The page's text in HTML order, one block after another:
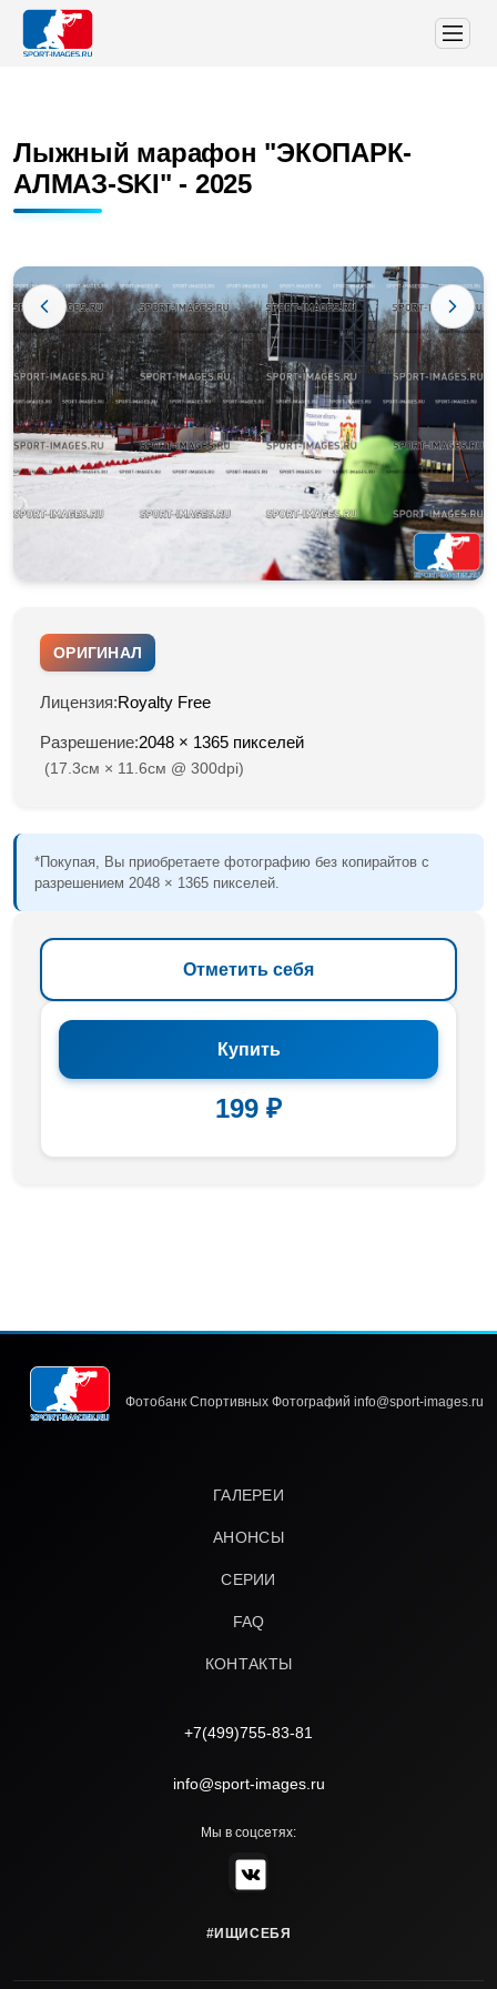
Лыжный марафон "ЭКОПАРК-
АЛМАЗ-SKI" - 2025
ОРИГИНАЛ
Лицензия:Royalty Free
Разрешение:2048 × 1365 пикселей
(17.3см × 11.6см @ 300dpi)
*Покупая, Вы приобретаете фотографию без копирайтов с
разрешением 2048 × 1365 пикселей.
Отметить себя
Купить
199 ₽
Фотобанк Спортивных Фотографий info@sport-images.ru
ГАЛЕРЕИ
АНОНСЫ
СЕРИИ
FAQ
КОНТАКТЫ
+7(499)755-83-81
info@sport-images.ru
Мы в соцсетях:
#ИЩИСЕБЯ